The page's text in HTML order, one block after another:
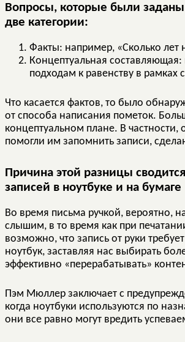
Вопросы, которые были заданы
две категории:
Факты: например, «Сколько лет
Концептуальная
подходам к равенству в рамках
Что касается фактов, то было
от способа написания пометок.
концептуальном плане. В
помогли им запомнить записи,
Причина этой разницы
записей в ноутбуке и на бумаге
Во время письма ручкой, вероятно,
слышим, в то время как при
возможно, что запись от руки
ноутбук, заставляя нас выбирать
эффективно «перерабатывать»
Пэм Мюллер заключает с
когда ноутбуки используются по
они все равно могут вредить